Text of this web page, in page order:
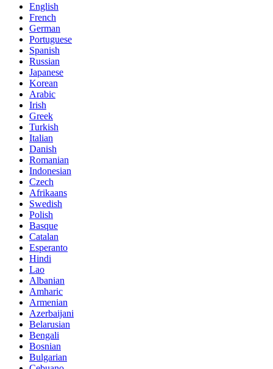
English
French
German
Portuguese
Spanish
Russian
Japanese
Korean
Arabic
Irish
Greek
Turkish
Italian
Danish
Romanian
Indonesian
Czech
Afrikaans
Swedish
Polish
Basque
Catalan
Esperanto
Hindi
Lao
Albanian
Amharic
Armenian
Azerbaijani
Belarusian
Bengali
Bosnian
Bulgarian